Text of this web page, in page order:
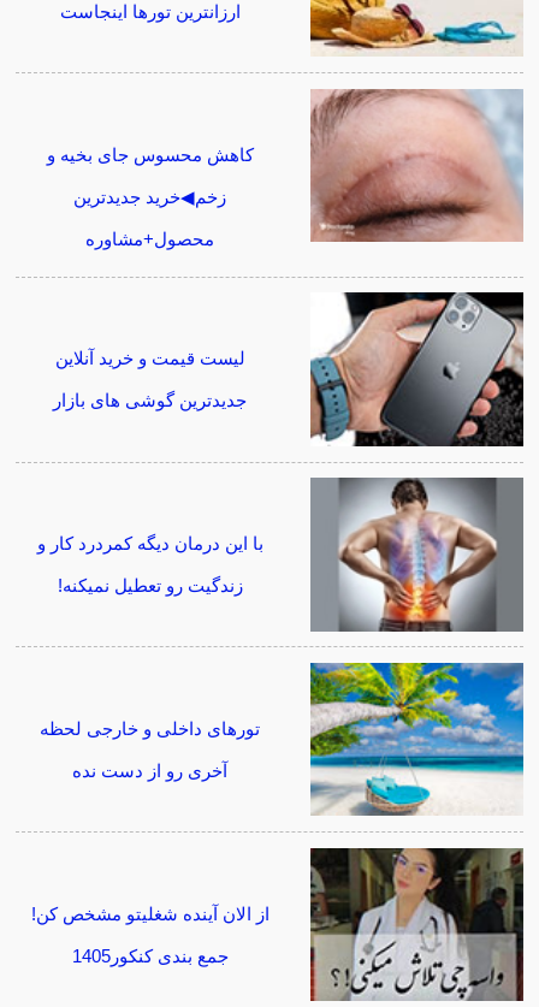
ارزانترین تورها اینجاست
کاهش محسوس جای بخیه و
زخم◀خرید جدیدترین
محصول+مشاوره
لیست قیمت و خرید آنلاین
جدیدترین گوشی های بازار
با این درمان دیگه کمردرد کار و
زندگیت رو تعطیل نمیکنه!
تورهای داخلی و خارجی لحظه
آخری رو از دست نده
از الان آینده شغلیتو مشخص کن!
جمع بندی کنکور1405